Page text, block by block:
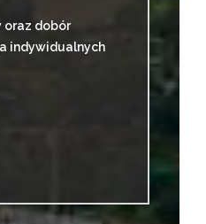
oraz dobór
indywidualnych